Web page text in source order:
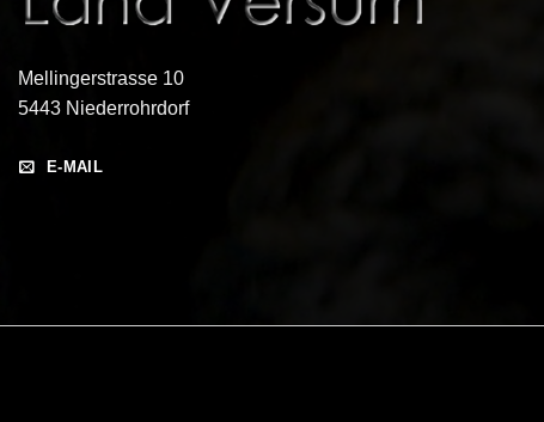
Mellingerstrasse 10
5443 Niederrohrdorf
E-MAIL